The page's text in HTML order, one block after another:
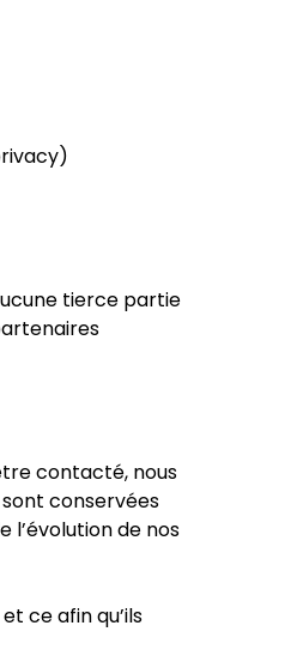
tierce partie
contacté, nous
sont conservées
l’évolution de nos
ce afin qu’ils